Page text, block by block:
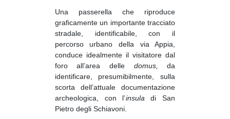
Una passerella che riproduce
graficamente un importante tracciato
stradale, identificabile, con il
percorso urbano della via Appia,
conduce idealmente il visitatore dal
foro all’area delle domus, da
identificare, presumibilmente, sulla
scorta dell’attuale documentazione
archeologica, con l’insuladi San
Pietro degli Schiavoni.